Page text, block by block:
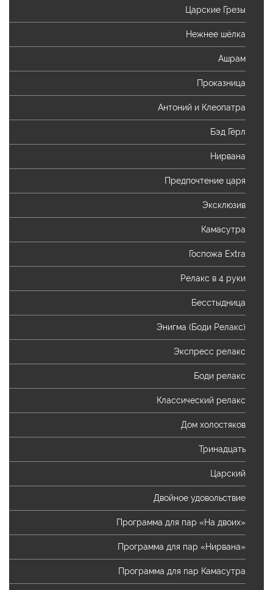
Царские Грезы
Нежнее шёлка
Ашрам
Проказница
Антоний и Клеопатра
Бэд Гёрл
Нирвана
Предпочтение царя
Эксклюзив
Камасутра
Госпожа Extra
Релакс в 4 руки
Бесстыдница
Энигма (Боди Релакс)
Экспресс релакс
Боди релакс
Классический релакс
Дом холостяков
Тринадцать
Царский
Двойное удовольствие
Программа для пар «На двоих»
Программа для пар «Нирвана»
Программа для пар Камасутра